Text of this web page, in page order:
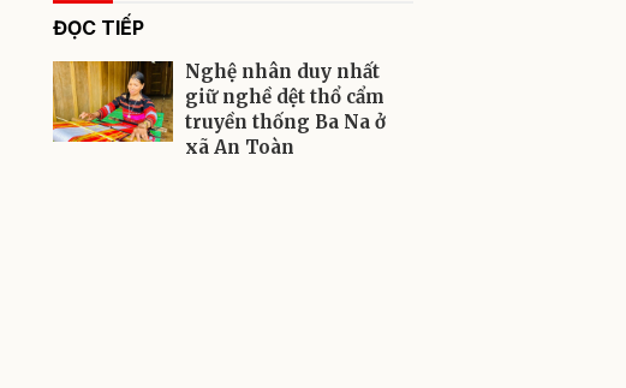
ĐỌC TIẾP
Nghệ nhân duy nhất
giữ nghề dệt thổ cẩm
truyền thống Ba Na ở
xã An Toàn
Gửi